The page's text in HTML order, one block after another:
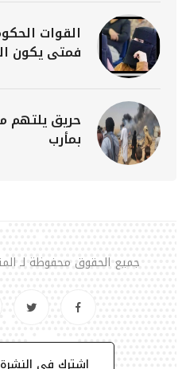
القوات
فمتى يكون
حريق يلتهم
بمأرب
جميع الحقوق محفوظة لـ المنتصف
إشترك في النشرة